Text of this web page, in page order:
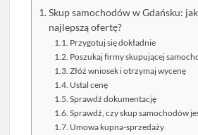
Skup samochodów w Gdańsku:
najlepszą ofertę?
Przygotuj się dokładnie
Poszukaj firmy skupującej
Złóż wniosek i otrzymaj wycenę
Ustal cenę
Sprawdź dokumentację
Sprawdź, czy skup samochodów
Umowa kupna-sprzedaży